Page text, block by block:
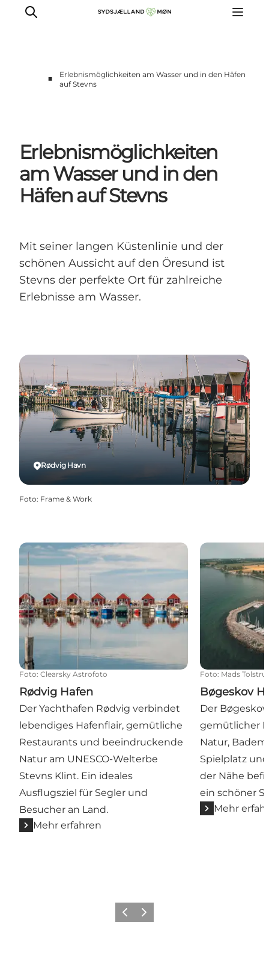
Essen
Unterkunft
Reise planen
■
Erlebnismöglichkeiten am Wasser und in den Häfen
auf Stevns
Erlebnismöglichkeiten
am Wasser und in den
Häfen auf Stevns
Mit seiner langen Küstenlinie und der
schönen Aussicht auf den Öresund ist
Stevns der perfekte Ort für zahlreiche
Erlebnisse am Wasser.
Rødvig Havn
Foto: Frame & Work
Rødvig Hafen
Foto: Clearsky Astrofoto
Rødvig Hafen
Der Yachthafen Rødvig verbindet
lebendiges Hafenflair, gemütliche
Restaurants und beeindruckende
Natur am UNESCO-Welterbe
Stevns Klint. Ein ideales
Ausflugsziel für Segler und
Besucher an Land.
Mehr erfahren
Bøgeskov
Foto: Mads
Bøgeskov
Der
gemütlicher
Natur,
Spielplatz
der Nähe
ein schöner
Mehr
ZurückWeiter